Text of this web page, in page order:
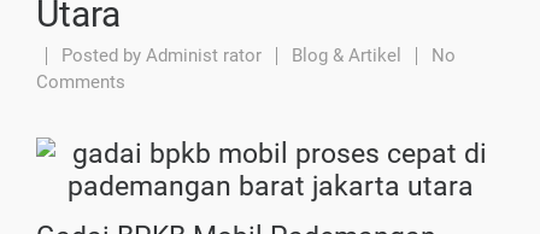
Utara
Posted by Administ rator Blog & Artikel
No
Comments